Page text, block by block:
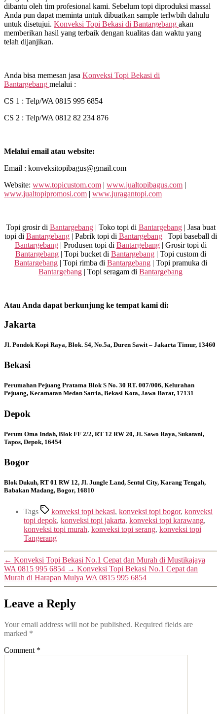
dibantu oleh tim profesional kami. Sebelum topi diproduksi massal
Anda pun dapat meminta untuk dibuatkan sample terlwbih dahulu
untuk disetujui. Konveksi Topi Bekasi di Bantargebang akan
memberikan hasil yang terbaik dengan kualitas dan waktu yang
telah dijanjikan.
Anda bisa memesan jasa Konveksi Topi Bekasi di
Bantargebang melalui :
CS 1 : Telp/WA 0815 995 6854
CS 2 : Telp/WA 0812 82 234 876
Melalui email atau website:
Email : konveksitopibagus@gmail.com
Website: www.topicustom.com | www.jualtopibagus.com |
www.jualtopipromosi.com | www.juragantopi.com
Topi grosir di Bantargebang| Toko topi di Bantargebang| Jasa buat
topi di Bantargebang| Pabrik topi di Bantargebang| Topi baseball di
Bantargebang| Produsen topi di Bantargebang| Grosir topi di
Bantargebang| Topi bucket di Bantargebang| Topi custom di
Bantargebang| Topi rimba di Bantargebang| Topi pramuka di
Bantargebang | Topi seragam di Bantargebang
Atau Anda dapat berkunjung ke tempat kami di:
Jakarta
Jl. Pondok Kopi Raya, Blok. S4, No.5a, Duren Sawit – Jakarta Timur, 13460
Bekasi
Perumahan Pejuang Pratama Blok S No. 30 RT. 007/006, Kelurahan
Pejuang, Kecamatan Medan Satria, Bekasi Kota, Jawa Barat, 17131
Depok
Perum Oma Indah, Blok FF 2/2, RT 12 RW 20, Jl. Sawo Raya, Sukatani,
Tapos, Depok, 16454
Bogor
Blok Dukuh, RT 01 RW 12, Jl. Jungle Land, Sentul City, Karang Tengah,
Babakan Madang, Bogor, 16810
Tags konveksi topi bekasi, konveksi topi bogor, konveksi
topi depok, konveksi topi jakarta, konveksi topi karawang,
konveksi topi murah, konveksi topi serang, konveksi topi
Tangerang
← Konveksi Topi Bekasi No.1 Cepat dan Murah di Mustikajaya
WA 0815 995 6854 → Konveksi Topi Bekasi No.1 Cepat dan
Murah di Harapan Mulya WA 0815 995 6854
Leave a Reply
Your email address will not be published. Required fields are
marked *
Comment *